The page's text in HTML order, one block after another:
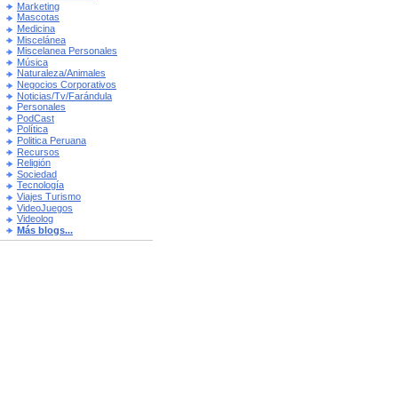
Marketing
Mascotas
Medicina
Miscelánea
Miscelanea Personales
Música
Naturaleza/Animales
Negocios Corporativos
Noticias/Tv/Farándula
Personales
PodCast
Política
Politica Peruana
Recursos
Religión
Sociedad
Tecnología
Viajes Turismo
VideoJuegos
Videolog
Más blogs...